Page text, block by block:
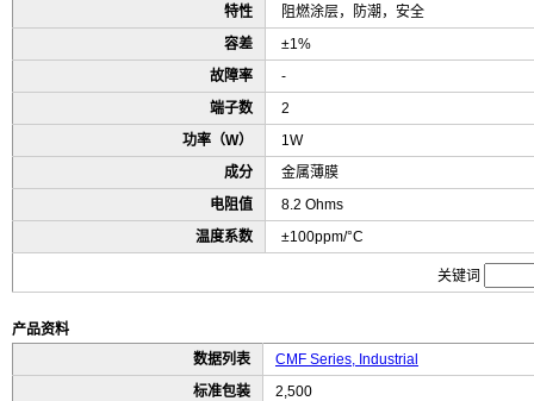
特性
阻燃涂层，防潮，安全
容差
±1%
故障率
-
端子数
2
功率（W）
1W
成分
金属薄膜
电阻值
8.2 Ohms
温度系数
±100ppm/°C
关键词
产品资料
数据列表
CMF Series, Industrial
标准包装
2,500